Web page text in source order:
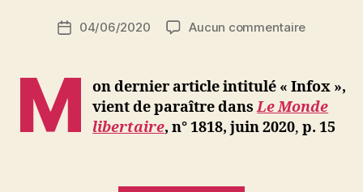
de
N
ji
Date04/06/2020 Aucun commentairesur
M
on dernier article intitulé « Infox »,
vient de paraître dansLe Monde
libertaire, n° 1818, juin 2020,p. 15